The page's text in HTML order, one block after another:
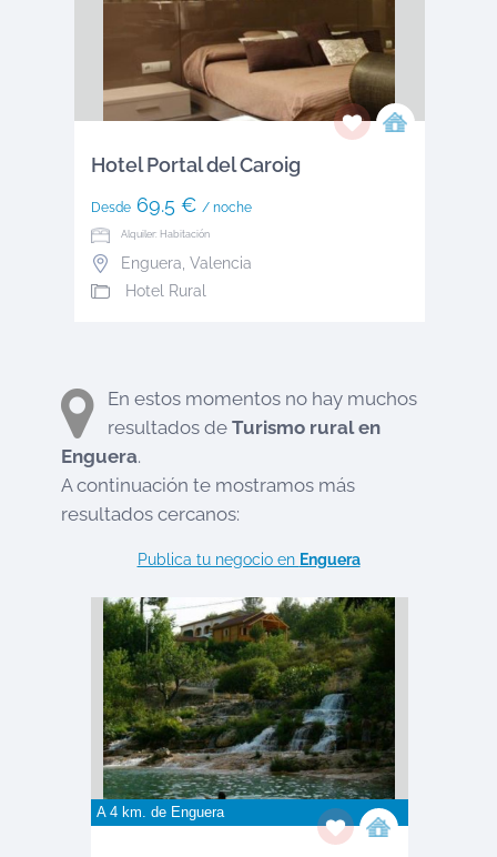
Hotel Portal del Caroig
Desde69.5 € / noche
Alquiler: Habitación
Enguera Valencia
Hotel Rural
En estos momentos no hay muchos
resultados de Turismo rural en
Enguera.
A continuación te mostramos más
resultados cercanos:
Publica tu negocio en Enguera
A 4 km. de Enguera